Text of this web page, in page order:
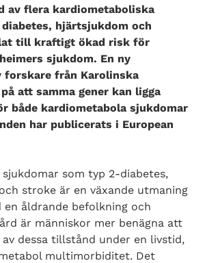
av flera kardiometaboliska
hjärtsjukdom och
till kraftigt ökad risk för
sjukdom. En ny
från Karolinska
att samma gener kan ligga
både kardiometabola sjukdomar
har publicerats i European
som typ 2-diabetes,
stroke är en växande utmaning
en åldrande befolkning och
är människor mer benägna att
dessa tillstånd under en livstid,
multimorbiditet. Det